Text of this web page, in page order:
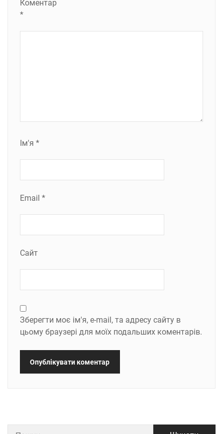
Коментар
*
Ім'я *
Email *
Сайт
Зберегти моє ім'я, e-mail, та адресу сайту в
цьому браузері для моїх подальших коментарів.